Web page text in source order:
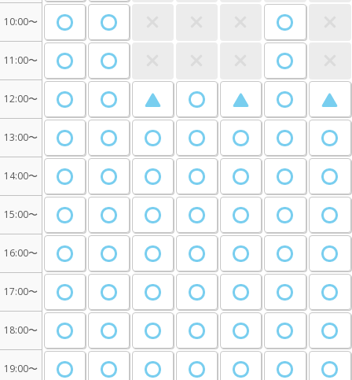
10:00〜
11:00〜
12:00〜
13:00〜
14:00〜
15:00〜
16:00〜
17:00〜
18:00〜
19:00〜